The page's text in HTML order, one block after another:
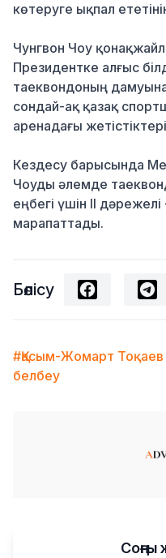
көтеруге ықпал
Чунгвон Чоу
Президентке алғыс
таеквондоның
сондай-ақ қазақ
аренадағы
Кездесу барысында
Чоуды әлемде
еңбегі үшін ІІ
марапаттады.
Бөлісу
#Қасым-Жомарт Тоқаев
белбеу
Соңғы